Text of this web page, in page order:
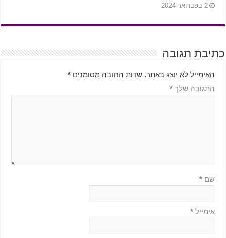
2 בפברואר 2024
כתיבת תגובה
האימייל לא יוצג באתר. שדות החובה מסומנים *
התגובה שלך *
שם *
אימייל *